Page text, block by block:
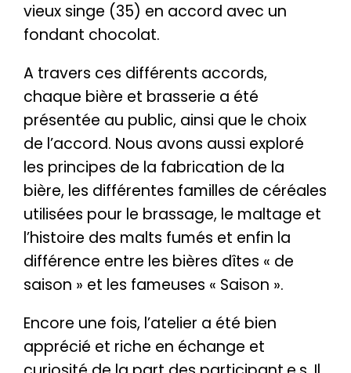
vieux singe (35) en accord avec un
fondant chocolat.
A travers ces différents accords,
chaque bière et brasserie a été
présentée au public, ainsi que le choix
de l’accord. Nous avons aussi exploré
les principes de la fabrication de la
bière, les différentes familles de céréales
utilisées pour le brassage, le maltage et
l’histoire des malts fumés et enfin la
différence entre les bières dîtes « de
saison » et les fameuses « Saison ».
Encore une fois, l’atelier a été bien
apprécié et riche en échange et